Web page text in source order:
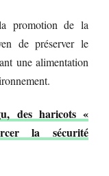
promotion de la
de préserver le
une alimentation
des haricots «
la sécurité